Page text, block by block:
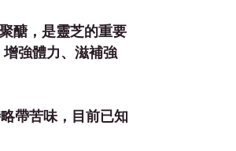
醣，是靈芝的重要
增強體力、滋補強
帶苦味，目前已知